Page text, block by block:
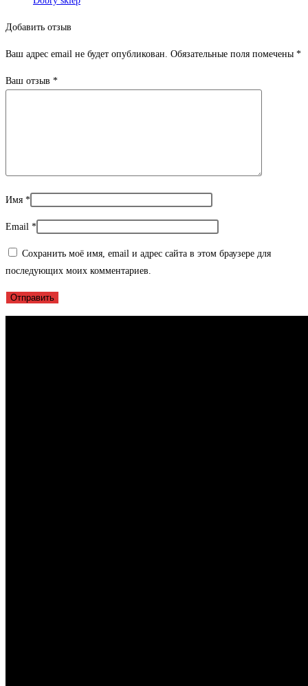
Добавить отзыв
Ваш адрес email не будет опубликован. Обязательные поля помечены *
Ваш отзыв *
Имя *
Email *
Сохранить моё имя, email и адрес сайта в этом браузере для
последующих моих комментариев.